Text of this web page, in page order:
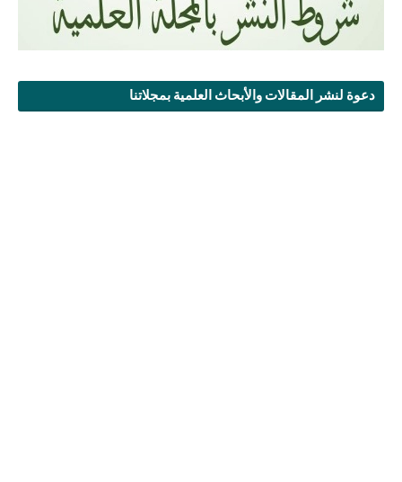
دعوة لنشر المقالات والأبحاث العلمية بمجلاتنا